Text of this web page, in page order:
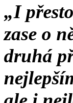
„I
zase o
druhá